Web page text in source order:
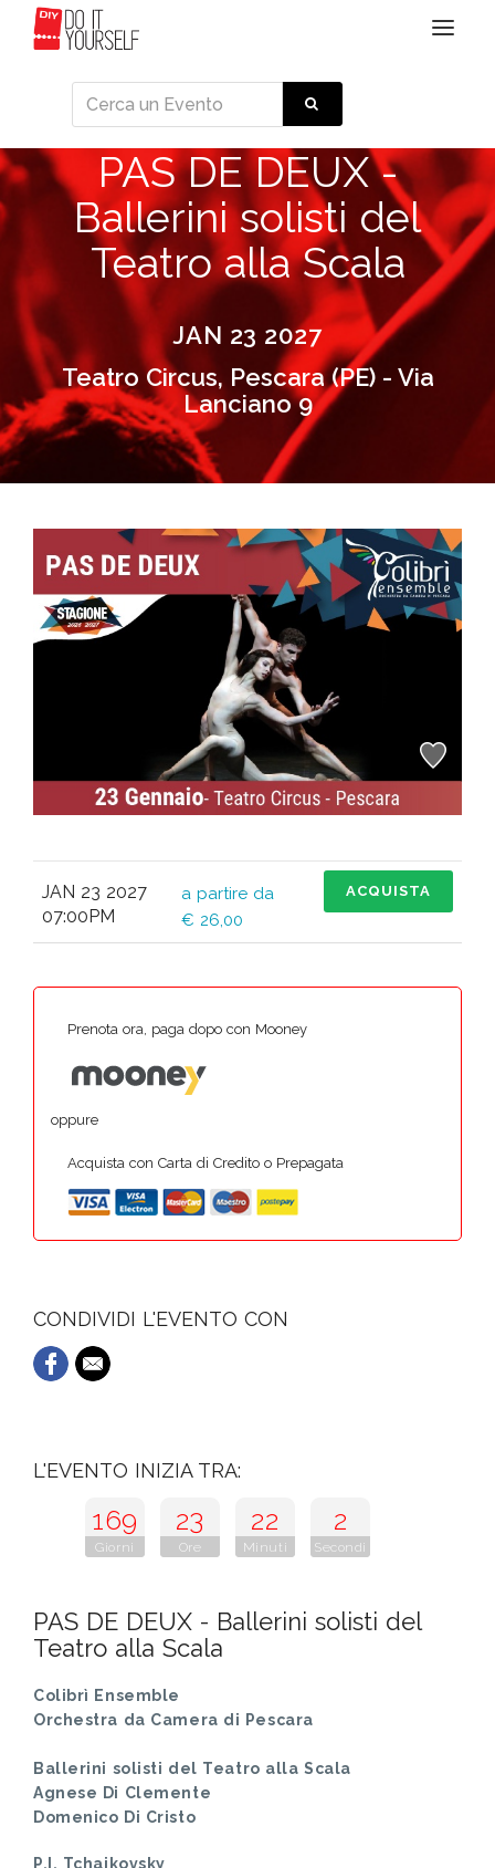
Toggle
PAS DE DEUX -
Ballerini solisti del
Teatro alla Scala
JAN 23 2027
Teatro Circus, Pescara (PE) - Via
Lanciano 9
JAN 23 2027
07:00PM
a partire da
€ 26,00
ACQUISTA
Prenota ora, paga dopo con Mooney
oppure
Acquista con Carta di Credito o Prepagata
CONDIVIDI L'EVENTO CON
L'EVENTO INIZIA TRA:
169
Giorni
23
Ore
22
Minuti
1
Secondi
PAS DE DEUX - Ballerini solisti del
Teatro alla Scala
Colibrì Ensemble
Orchestra da Camera di Pescara
Ballerini solisti del Teatro alla Scala
Agnese Di Clemente
Domenico Di Cristo
P.I. Tchaikovsky